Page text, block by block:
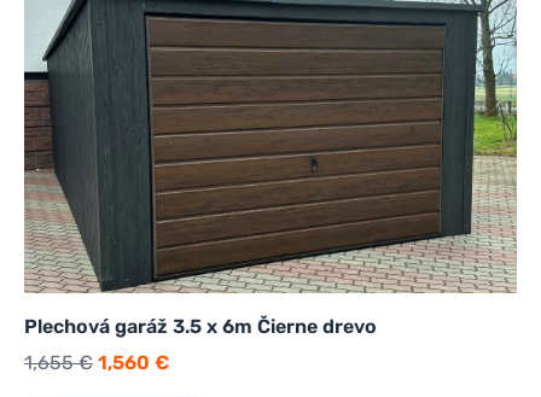
Plechová garáž 3.5 x 6m Čierne drevo
1,655€ 1,560 €